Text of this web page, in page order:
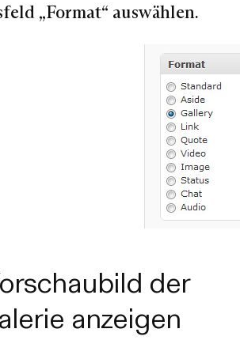
„Format“ auswählen.
der
anzeigen